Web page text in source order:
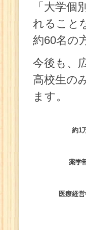
「大学
れること
約60名の
今後も、
高校生の
ます。
約1
薬学
医療経